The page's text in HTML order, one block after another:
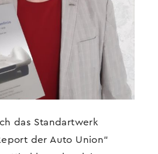
das Standartwerk
der Auto Union“